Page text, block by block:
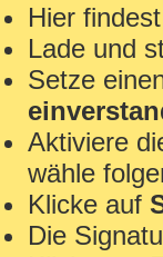
Hier
Lade und
Setze
Aktiviere
wähle
Klicke auf
Die